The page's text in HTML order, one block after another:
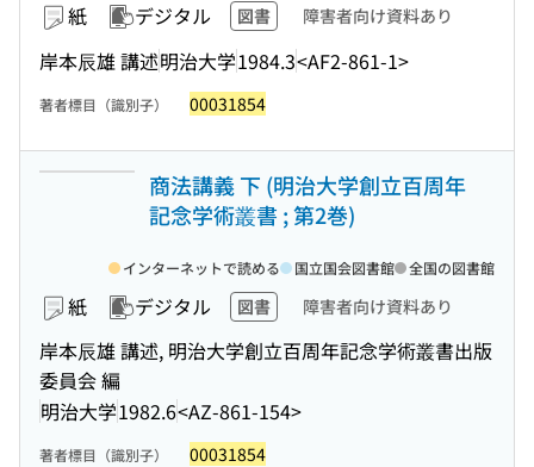
紙 デジタル 図書 障害者向け資料あり
岸本辰雄 講述明治大学1984.3<AF2-861-1>
著者標目（識別子） 00031854
商法講義 下 (明治大学創立百周年
記念学術叢書 ; 第2巻)
紙 デジタル 図書 障害者向け資料あり
岸本辰雄 講述, 明治大学創立百周年記念学術叢書出版
委員会 編
明治大学1982.6<AZ-861-154>
インターネットで読める 国立国会図書館 全国の図書館
著者標目（識別子） 00031854